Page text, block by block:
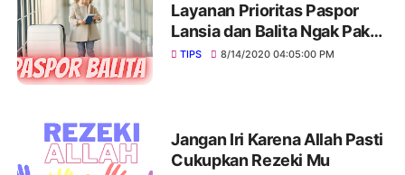
Layanan Prioritas Paspor
Lansia dan Balita Ngak Pakai
Antre
TIPS 8/14/2020 04:05:00 PM
Jangan Iri Karena Allah Pasti
Cukupkan Rezeki Mu